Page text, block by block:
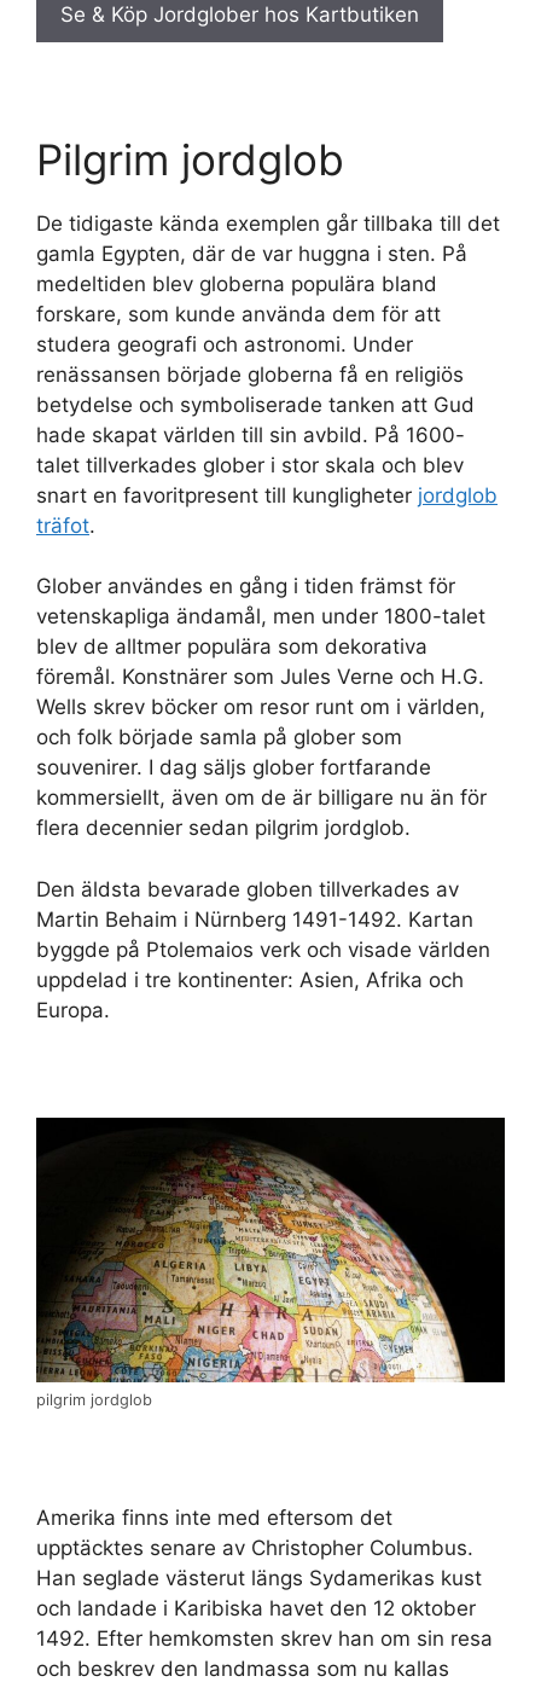
Se & Köp Jordglober hos Kartbutiken
Pilgrim jordglob
De tidigaste kända exemplen går tillbaka till det
gamla Egypten, där de var huggna i sten. På
medeltiden blev globerna populära bland
forskare, som kunde använda dem för att
studera geografi och astronomi. Under
renässansen började globerna få en religiös
betydelse och symboliserade tanken att Gud
hade skapat världen till sin avbild. På 1600-
talet tillverkades glober i stor skala och blev
snart en favoritpresent till kungligheter jordglob
träfot.
Glober användes en gång i tiden främst för
vetenskapliga ändamål, men under 1800-talet
blev de alltmer populära som dekorativa
föremål. Konstnärer som Jules Verne och H.G.
Wells skrev böcker om resor runt om i världen,
och folk började samla på glober som
souvenirer. I dag säljs glober fortfarande
kommersiellt, även om de är billigare nu än för
flera decennier sedan pilgrim jordglob.
Den äldsta bevarade globen tillverkades av
Martin Behaim i Nürnberg 1491-1492. Kartan
byggde på Ptolemaios verk och visade världen
uppdelad i tre kontinenter: Asien, Afrika och
Europa.
pilgrim jordglob
Amerika finns inte med eftersom det
upptäcktes senare av Christopher Columbus.
Han seglade västerut längs Sydamerikas kust
och landade i Karibiska havet den 12 oktober
1492. Efter hemkomsten skrev han om sin resa
och beskrev den landmassa som nu kallas